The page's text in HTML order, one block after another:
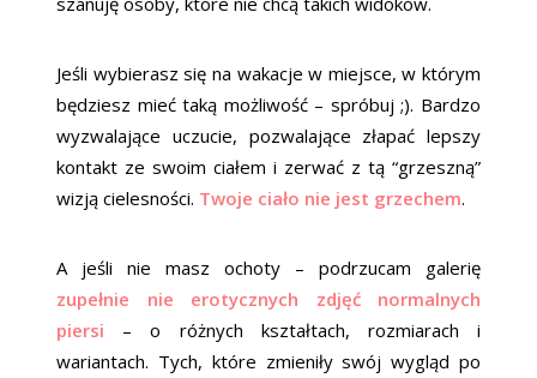
Jeśli wybierasz się na wakacje w miejsce, w którym
będziesz mieć taką możliwość – spróbuj ;). Bardzo
wyzwalające uczucie, pozwalające złapać lepszy
kontakt ze swoim ciałem i zerwać z tą “grzeszną”
wizją cielesności. Twoje ciało nie jest grzechem.
A jeśli nie masz ochoty – podrzucam galerię
zupełnie nie erotycznych zdjęć normalnych
piersi – o różnych kształtach, rozmiarach i
wariantach. Tych, które zmieniły swój wygląd po